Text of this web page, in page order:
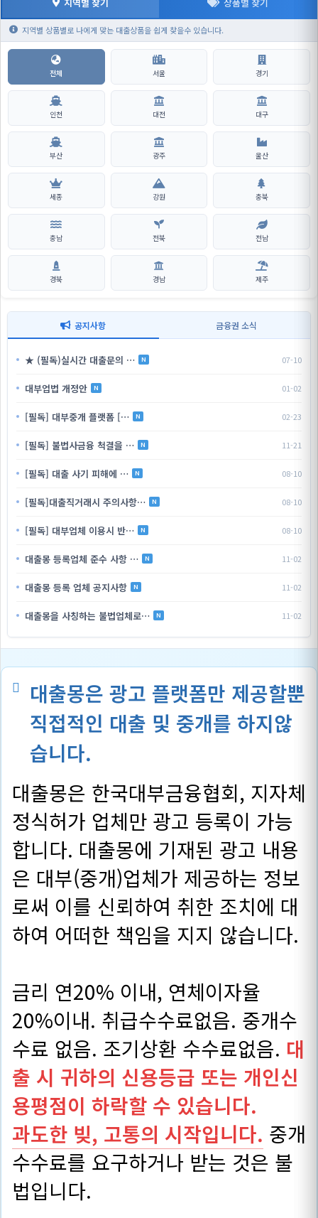
지역별 상품별로 나에게 맞는 대출상품을 쉽게 찾을수 있습니다.
전체 서울 경기
인천 대전 대구
부산 광주 울산
세종 강원 충북
충남 전북 전남
경북 경남 제주
공지사항 금융권 소식
★ (필독)실시간 대출문의 … N 07-10
대부업법 개정안 N 01-02
[필독] 대부중개 플랫폼 [… N 02-23
[필독] 불법사금융 척결을 … N 11-21
[필독] 대출 사기 피해에 … N 08-10
[필독]대출직거래시 주의사항… N 08-10
[필독] 대부업체 이용시 반… N 08-10
대출몽 등록업체 준수 사항 … N 11-02
대출몽 등록 업체 공지사항 N 11-02
대출몽을 사칭하는 불법업체로… N 11-02
대출몽은 광고 플랫폼만 제공할뿐
직접적인 대출 및 중개를 하지않
습니다.
대출몽은 한국대부금융협회, 지자체
정식허가 업체만 광고 등록이 가능
합니다. 대출몽에 기재된 광고 내용
은 대부(중개)업체가 제공하는 정보
로써 이를 신뢰하여 취한 조치에 대
하여 어떠한 책임을 지지 않습니다.
금리 연20% 이내, 연체이자율
20%이내. 취급수수료없음. 중개수
수료 없음. 조기상환 수수료없음. 대
출 시 귀하의 신용등급 또는 개인신
용평점이 하락할 수 있습니다.
과도한 빚, 고통의 시작입니다. 중개
수수료를 요구하거나 받는 것은 불
법입니다.